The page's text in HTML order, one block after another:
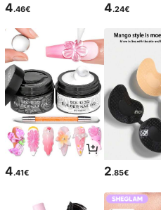
4.46€ 4.24€
4.41€ 2.85€